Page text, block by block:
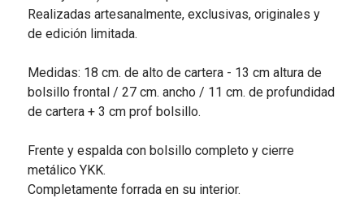
Realizadas artesanalmente, exclusivas, originales y
de edición limitada.
Medidas: 18 cm. de alto de cartera - 13 cm altura de
bolsillo frontal / 27 cm. ancho / 11 cm. de profundidad
de cartera + 3 cm prof bolsillo.
Frente y espalda con bolsillo completo y cierre
metálico YKK.
Completamente forrada en su interior.